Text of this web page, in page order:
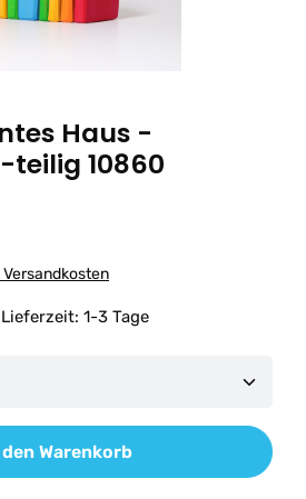
Haus -
teilig 10860
Versandkosten
1-3 Tage
den gewünschten Wert
Warenkorb